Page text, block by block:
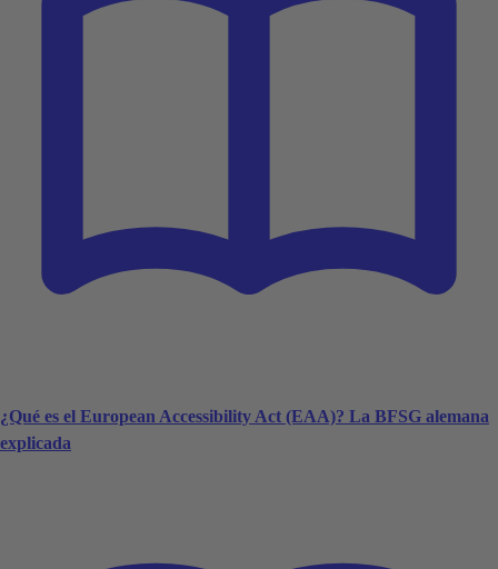
¿Qué es el European Accessibility Act (EAA)? La BFSG alemana
explicada